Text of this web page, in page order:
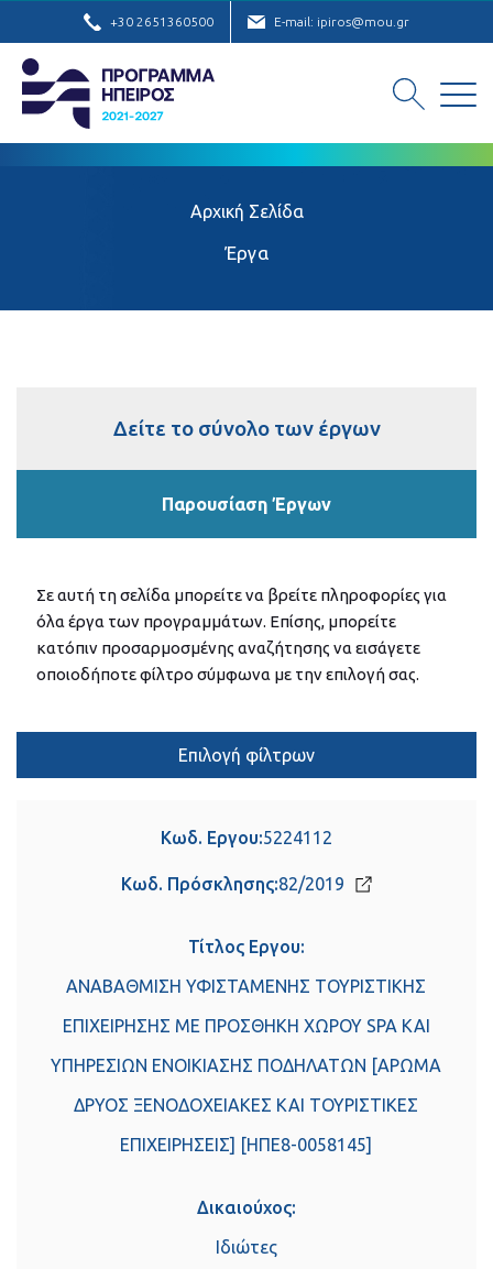
+30 2651360500 E-mail: ipiros@mou.gr
Αρχική Σελίδα
Έργα
Δείτε το σύνολο των έργων
Παρουσίαση Έργων
Σε αυτή τη σελίδα μπορείτε να βρείτε πληροφορίες για
όλα έργα των προγραμμάτων. Επίσης, μπορείτε
κατόπιν προσαρμοσμένης αναζήτησης να εισάγετε
οποιοδήποτε φίλτρο σύμφωνα με την επιλογή σας.
Επιλογή φίλτρων
Κωδ. Εργου:5224112
Κωδ. Πρόσκλησης:82/2019
Τίτλος Εργου:
ΑΝΑΒΑΘΜΙΣΗ ΥΦΙΣΤΑΜΕΝΗΣ ΤΟΥΡΙΣΤΙΚΗΣ
ΕΠΙΧΕΙΡΗΣΗΣ ΜΕ ΠΡΟΣΘΗΚΗ ΧΩΡΟΥ SPA ΚΑΙ
ΥΠΗΡΕΣΙΩΝ ΕΝΟΙΚΙΑΣΗΣ ΠΟΔΗΛΑΤΩΝ [ΑΡΩΜΑ
ΔΡΥΟΣ ΞΕΝΟΔΟΧΕΙΑΚΕΣ ΚΑΙ ΤΟΥΡΙΣΤΙΚΕΣ
ΕΠΙΧΕΙΡΗΣΕΙΣ] [ΗΠΕ8-0058145]
Δικαιούχος:
Ιδιώτες